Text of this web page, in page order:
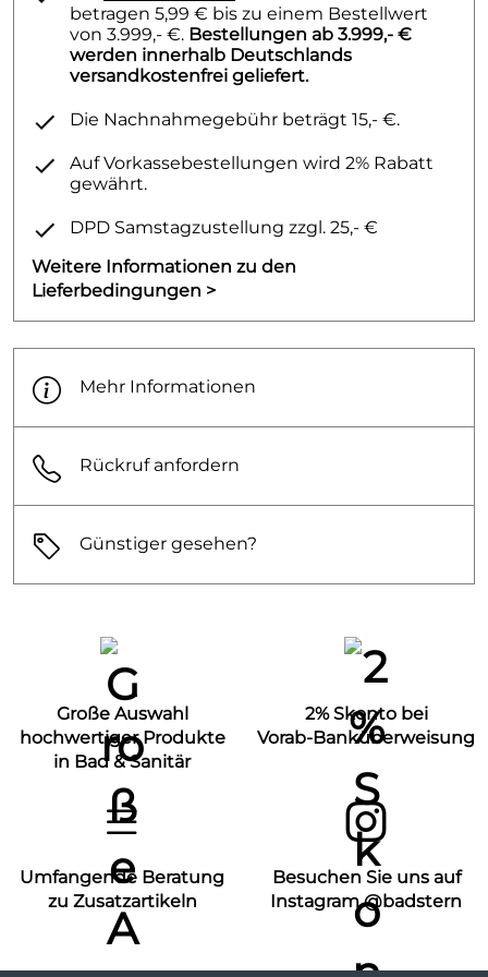
betragen 5,99 € bis zu einem Bestellwert
von 3.999,- €. Bestellungen ab 3.999,- €
werden innerhalb Deutschlands
versandkostenfrei geliefert.
Die Nachnahmegebühr beträgt 15,- €.
Auf Vorkassebestellungen wird 2% Rabatt
gewährt.
DPD Samstagzustellung zzgl. 25,- €
Weitere Informationen zu den
Lieferbedingungen >
Mehr Informationen
Rückruf anfordern
Günstiger gesehen?
Große Auswahl
hochwertiger Produkte
in Bad & Sanitär
2% Skonto bei
Vorab-Banküberweisung
Umfangende Beratung
zu Zusatzartikeln
Besuchen Sie uns auf
Instagram @badstern